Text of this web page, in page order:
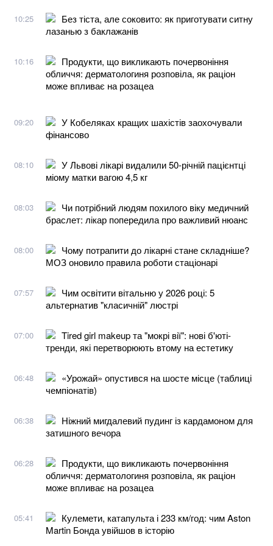
10:25
Без тіста, але соковито: як приготувати ситну
лазанью з баклажанів
10:16
Продукти, що викликають почервоніння
обличчя: дерматологиня розповіла, як раціон
може впливає на розацеа
09:20
У Кобеляках кращих шахістів заохочували
фінансово
08:10
У Львові лікарі видалили 50-річній пацієнтці
міому матки вагою 4,5 кг
08:03
Чи потрібний людям похилого віку медичний
браслет: лікар попередила про важливий нюанс
08:00
Чому потрапити до лікарні стане складніше?
МОЗ оновило правила роботи стаціонарі
07:57
Чим освітити вітальню у 2026 році: 5
альтернатив "класичній" люстрі
07:00
Tired girl makeup та "мокрі вії": нові б'юті-
тренди, які перетворюють втому на естетику
06:48
«Урожай» опустився на шосте місце (таблиці
чемпіонатів)
06:38
Ніжний мигдалевий пудинг із кардамоном для
затишного вечора
06:28
Продукти, що викликають почервоніння
обличчя: дерматологиня розповіла, як раціон
може впливає на розацеа
05:41
Кулемети, катапульта і 233 км/год: чим Aston
Martin Бонда увійшов в історію